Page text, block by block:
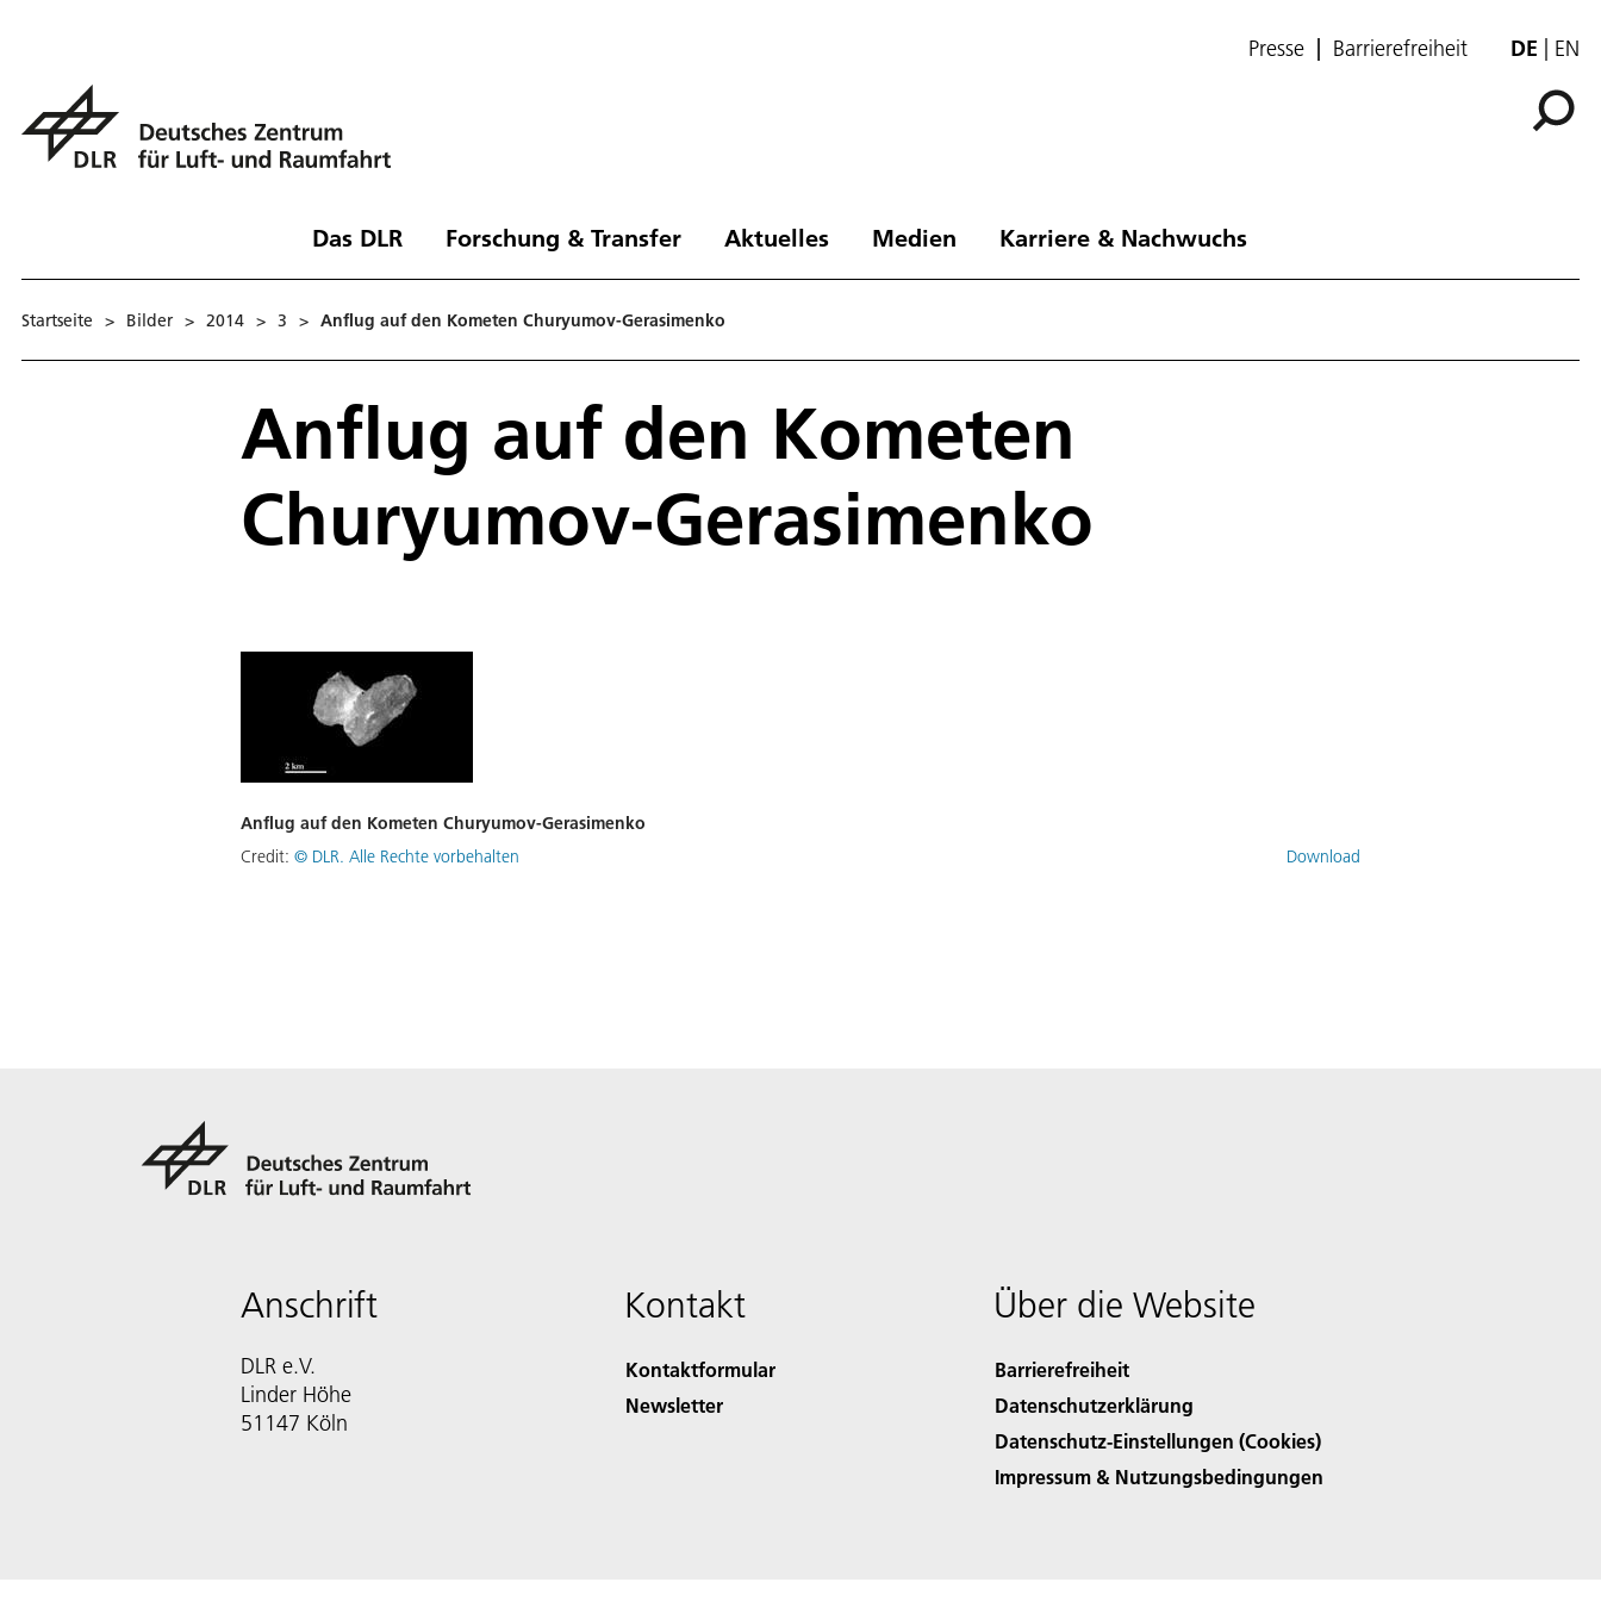
Presse Barrierefreiheit DE EN
Das DLR Forschung & Transfer Aktuelles Medien Karriere & Nachwuchs
Startseite > Bilder > 2014 > 3 > Anflug auf den Kometen Churyumov-Gerasimenko
Anflug auf den Kometen
Churyumov-Gerasimenko
Anflug auf den Kometen Churyumov-Gerasimenko
Credit: © DLR. Alle Rechte vorbehalten Download
Anschrift
DLR e.V.
Linder Höhe
51147 Köln
Kontakt
Kontaktformular
Newsletter
Über die Website
Barrierefreiheit
Datenschutzerklärung
Datenschutz-Einstellungen (Cookies)
Impressum & Nutzungsbedingungen